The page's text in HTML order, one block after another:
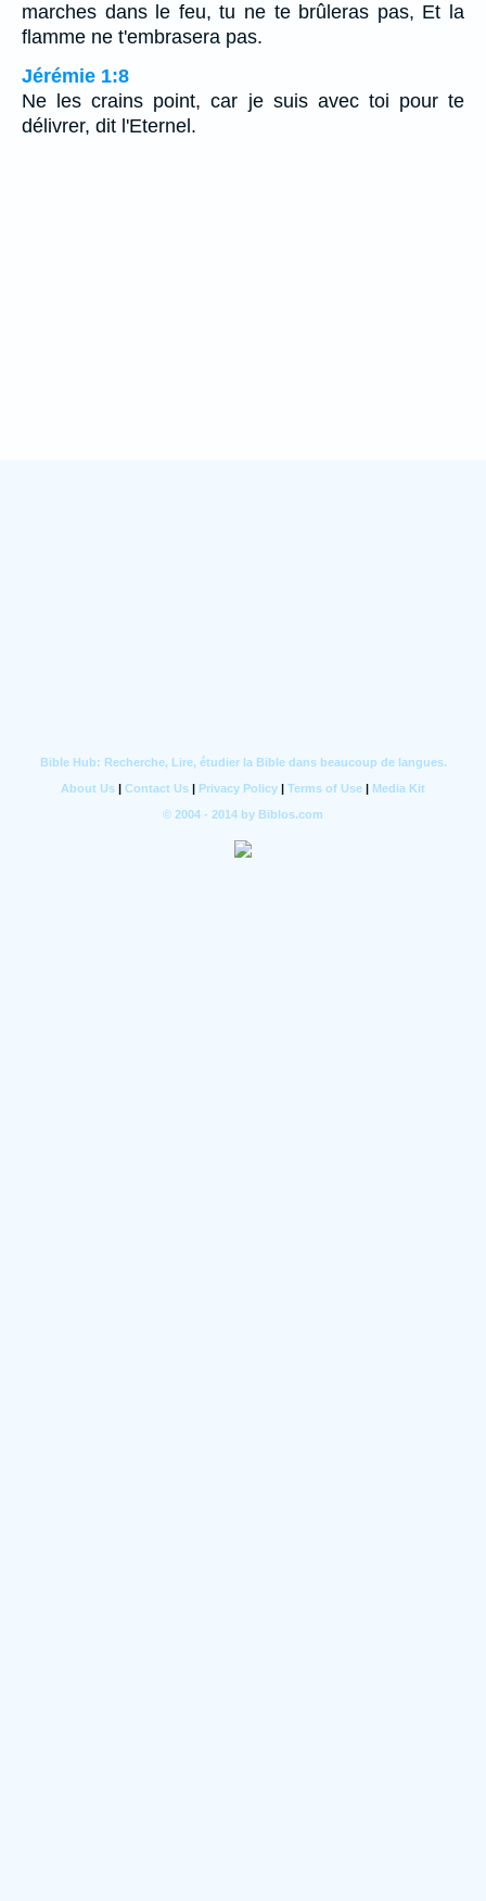
marches dans le feu, tu ne te brûleras pas, Et la
flamme ne t'embrasera pas.
Jérémie 1:8
Ne les crains point, car je suis avec toi pour te
délivrer, dit l'Eternel.